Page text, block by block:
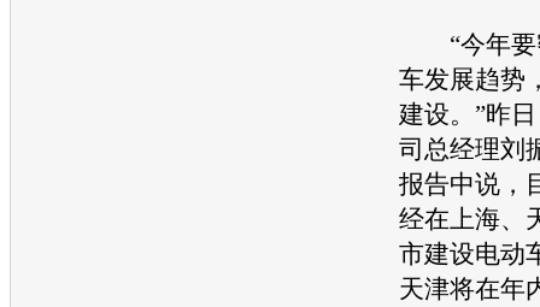
“今年要
车发展趋势
建设。”昨
司总经理刘
报告中说，
经在上海、
市建设电动
天津将在年